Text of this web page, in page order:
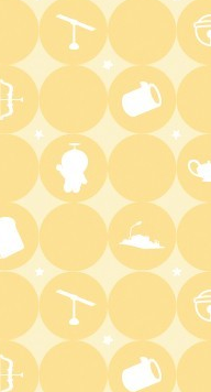
&傑作回
ん
何が悪いの? 令和
会いの場「相席
潜入調査!